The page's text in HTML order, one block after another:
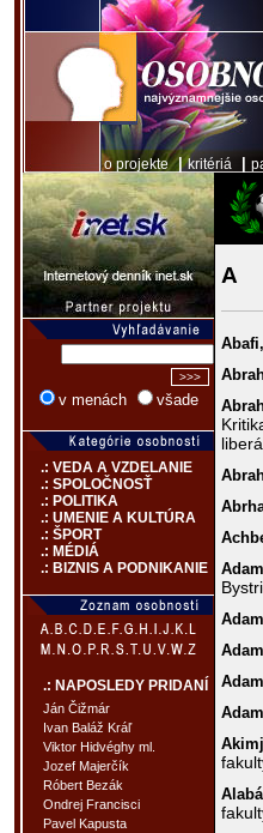
o projekte|kritériá
v menách všade
.: VEDA A VZDELANIE
.: SPOLOČNOSŤ
.: POLITIKA
.: UMENIE A KULTÚRA
.: ŠPORT
.: MÉDIÁ
.: BIZNIS A PODNIKANIE
.: NAPOSLEDY PRIDANÍ
Ján Čižmár
Ivan Baláž Kráľ
Viktor Hidvéghy ml.
Jozef Majerčík
Róbert Bezák
Ondrej Francisci
Pavel Kapusta
A
Abafi,